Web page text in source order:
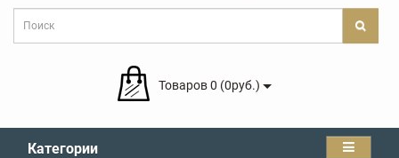
Товаров 0 (0руб.)
Категории